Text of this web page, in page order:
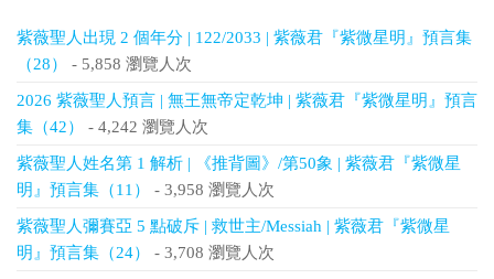
紫薇聖人出現 2 個年分 | 122/2033 | 紫薇君『紫微星明』預言集
（28）
- 5,858 瀏覽人次
2026 紫薇聖人預言 | 無王無帝定乾坤 | 紫薇君『紫微星明』預言
集（42）
- 4,242 瀏覽人次
紫薇聖人姓名第 1 解析 | 《推背圖》/第50象 | 紫薇君『紫微星
明』預言集（11）
- 3,958 瀏覽人次
紫薇聖人彌賽亞 5 點破斥 | 救世主/Messiah | 紫薇君『紫微星
明』預言集（24）
- 3,708 瀏覽人次